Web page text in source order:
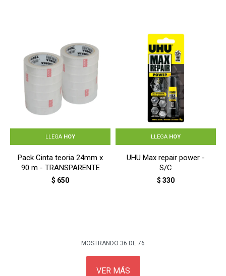
LLEGA HOY
Pack Cinta teoria 24mm x
90 m - TRANSPARENTE
$ 650
LLEGA HOY
UHU Max repair power -
S/C
$ 330
MOSTRANDO 36 DE 76
VER MÁS